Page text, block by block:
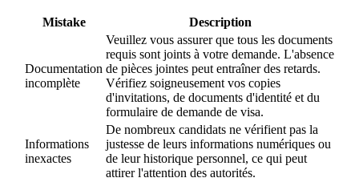
Mistake Description
Documentation
incomplète
Veuillez vous assurer que tous les documents
requis sont joints à votre demande. L'absence
de pièces jointes peut entraîner des retards.
Vérifiez soigneusement vos copies
d'invitations, de documents d'identité et du
formulaire de demande de visa.
Informations
inexactes
De nombreux candidats ne vérifient pas la
justesse de leurs informations numériques ou
de leur historique personnel, ce qui peut
attirer l'attention des autorités.